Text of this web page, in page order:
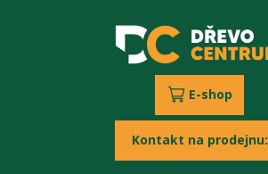
E-shop
Kontakt na prodejnu: